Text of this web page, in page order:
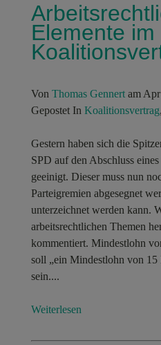
Elemente im
Von Thomas Gennertam Apr
Gepostet In Koalitionsvertrag,
Gestern haben sich die
SPD auf den Abschluss
geeinigt. Dieser muss nun
Parteigremien abgesegnet
unterzeichnet werden kann.
arbeitsrechtlichen Themen
kommentiert. Mindestlohn
soll „ein Mindestlohn von
sein....
Weiterlesen